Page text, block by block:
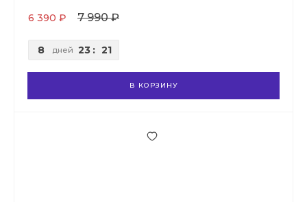
6 390 ₽ 7 990 ₽
8 дней 23 : 21
В КОРЗИНУ